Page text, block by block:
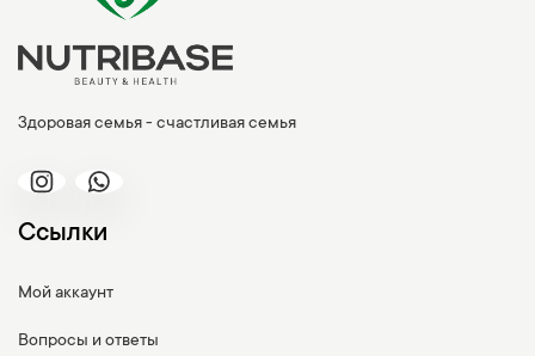
Здоровая семья - счастливая семья
Ссылки
Мой аккаунт
Вопросы и ответы